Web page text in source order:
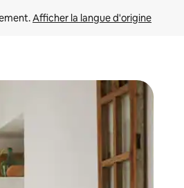
Afficher la langue d'origine